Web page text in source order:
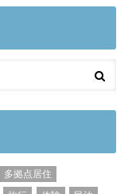
多拠点居住